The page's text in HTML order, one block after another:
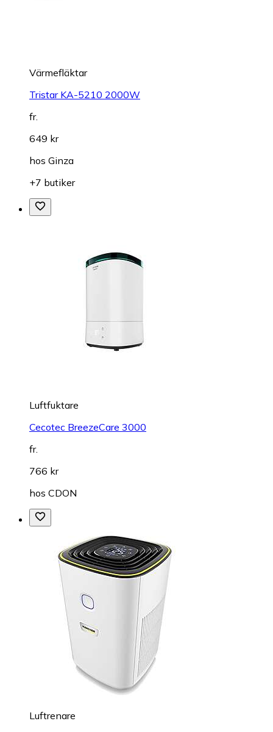
Värmefläktar
Tristar KA-5210 2000W
fr.
649 kr
hos Ginza
+7 butiker
Luftfuktare
Cecotec BreezeCare 3000
fr.
766 kr
hos CDON
Luftrenare